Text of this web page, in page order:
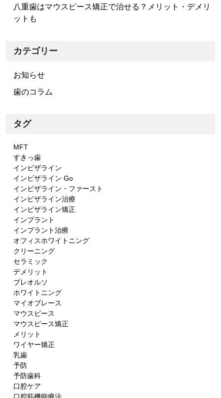
八重歯はマウスピース矯正で治せる？メリット・デメリ
ットも
カテゴリー
お知らせ
歯のコラム
タグ
MFT
すきっ歯
インビザライン
インビザライン Go
インビザライン・ファースト
インビザライン治療
インビザライン矯正
インプラント
インプラント治療
オフィスホワイトニング
クリーニング
セラミック
デメリット
プレオルソ
ホワイトニング
マイオブレース
マウスピース
マウスピース矯正
メリット
ワイヤー矯正
乳歯
予防
予防歯科
口腔ケア